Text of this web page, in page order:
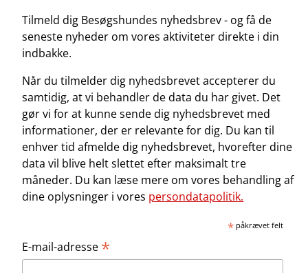
Tilmeld dig Besøgshundes nyhedsbrev - og få de
seneste nyheder om vores aktiviteter direkte i din
indbakke.
Når du tilmelder dig nyhedsbrevet accepterer du
samtidig, at vi behandler de data du har givet. Det
gør vi for at kunne sende dig nyhedsbrevet med
informationer, der er relevante for dig. Du kan til
enhver tid afmelde dig nyhedsbrevet, hvorefter dine
data vil blive helt slettet efter maksimalt tre
måneder. Du kan læse mere om vores behandling af
dine oplysninger i vores persondatapolitik.
* påkrævet felt
E-mail-adresse *